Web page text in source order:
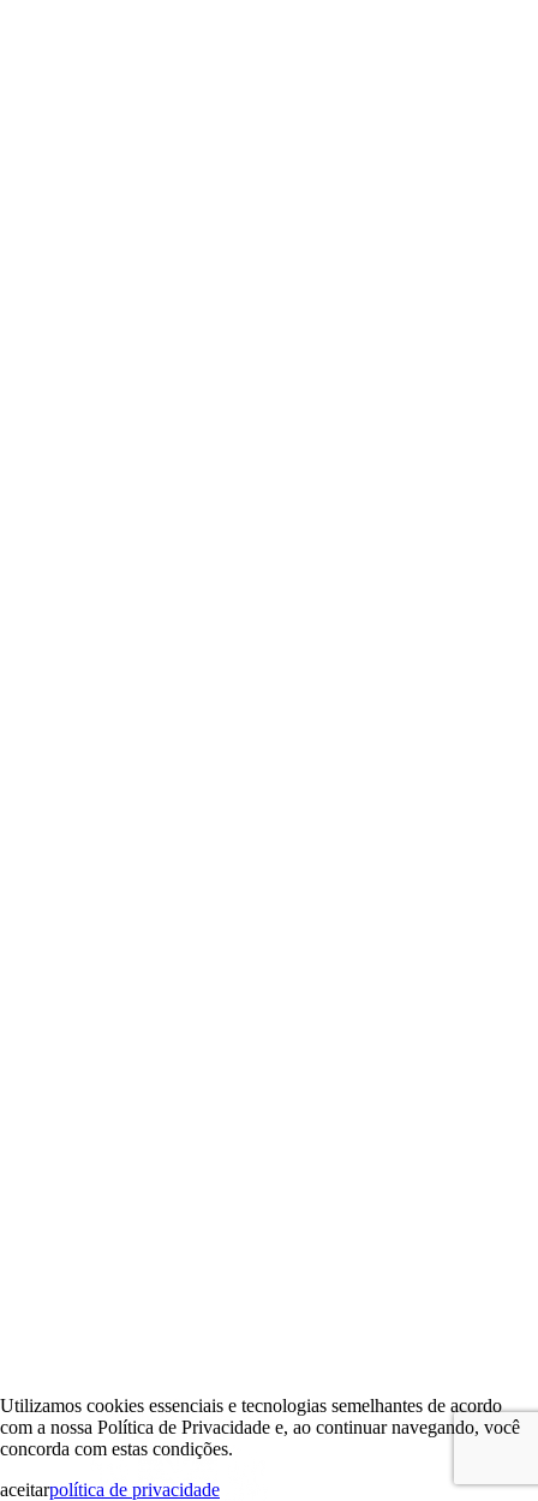
Utilizamos cookies essenciais e tecnologias semelhantes de acordo
com a nossa Política de Privacidade e, ao continuar navegando, você
concorda com estas condições.
aceitarpolítica de privacidade